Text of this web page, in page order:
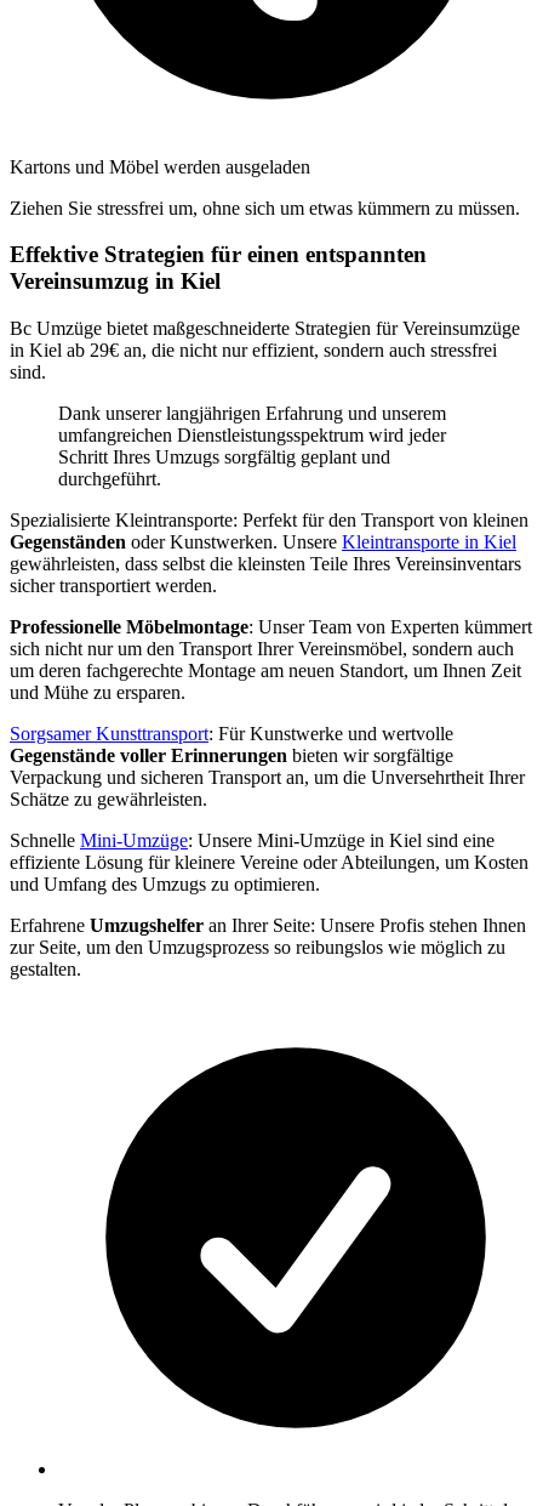
Kartons und Möbel werden ausgeladen
Ziehen Sie stressfrei um, ohne sich um etwas kümmern zu müssen.
Effektive Strategien für einen entspannten
Vereinsumzug in Kiel
Bc Umzüge bietet maßgeschneiderte Strategien für Vereinsumzüge
in Kiel ab 29€ an, die nicht nur effizient, sondern auch stressfrei
sind.
Dank unserer langjährigen Erfahrung und unserem
umfangreichen Dienstleistungsspektrum wird jeder
Schritt Ihres Umzugs sorgfältig geplant und
durchgeführt.
Spezialisierte Kleintransporte: Perfekt für den Transport von kleinen
Gegenständen oder Kunstwerken. Unsere Kleintransporte in Kiel
gewährleisten, dass selbst die kleinsten Teile Ihres Vereinsinventars
sicher transportiert werden.
Professionelle Möbelmontage: Unser Team von Experten kümmert
sich nicht nur um den Transport Ihrer Vereinsmöbel, sondern auch
um deren fachgerechte Montage am neuen Standort, um Ihnen Zeit
und Mühe zu ersparen.
Sorgsamer Kunsttransport: Für Kunstwerke und wertvolle
Gegenstände voller Erinnerungen bieten wir sorgfältige
Verpackung und sicheren Transport an, um die Unversehrtheit Ihrer
Schätze zu gewährleisten.
Schnelle Mini-Umzüge: Unsere Mini-Umzüge in Kiel sind eine
effiziente Lösung für kleinere Vereine oder Abteilungen, um Kosten
und Umfang des Umzugs zu optimieren.
Erfahrene Umzugshelfer an Ihrer Seite: Unsere Profis stehen Ihnen
zur Seite, um den Umzugsprozess so reibungslos wie möglich zu
gestalten.